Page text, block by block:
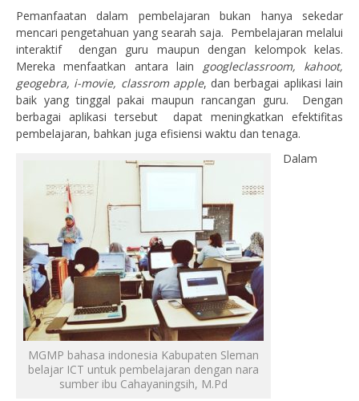
Pemanfaatan dalam pembelajaran bukan hanya sekedar
mencari pengetahuan yang searah saja. Pembelajaran melalui
interaktif dengan guru maupun dengan kelompok kelas.
Mereka menfaatkan antara lain googleclassroom, kahoot,
geogebra, i-movie, classrom apple, dan berbagai aplikasi lain
baik yang tinggal pakai maupun rancangan guru. Dengan
berbagai aplikasi tersebut dapat meningkatkan efektifitas
pembelajaran, bahkan juga efisiensi waktu dan tenaga.
MGMP bahasa indonesia Kabupaten Sleman
belajar ICT untuk pembelajaran dengan nara
sumber ibu Cahayaningsih, M.Pd
Dalam